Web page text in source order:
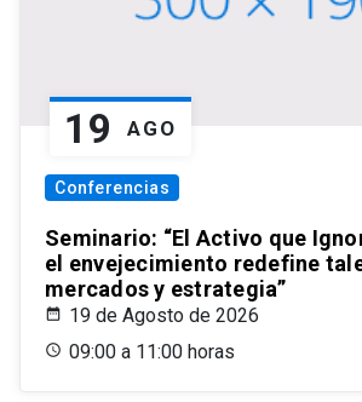
19 AGO
Conferencias
Seminario: “El Activo que
el envejecimiento redefine
mercados y estrategia”
19 de Agosto de 2026
09:00 a 11:00 horas